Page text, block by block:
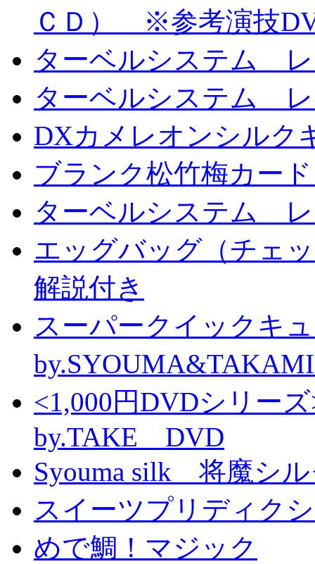
ＣＤ） ※参考演技
ターベルシステム
ターベルシステム
DXカメレオンシル
ブランク松竹梅カー
ターベルシステム
エッグバッグ（チェ
解説付き
スーパークイックキ
<1,000円DVDシリ
by.TAKE DVD
Syouma silk 将魔シ
スイーツプリディク
めで鯛！マジック